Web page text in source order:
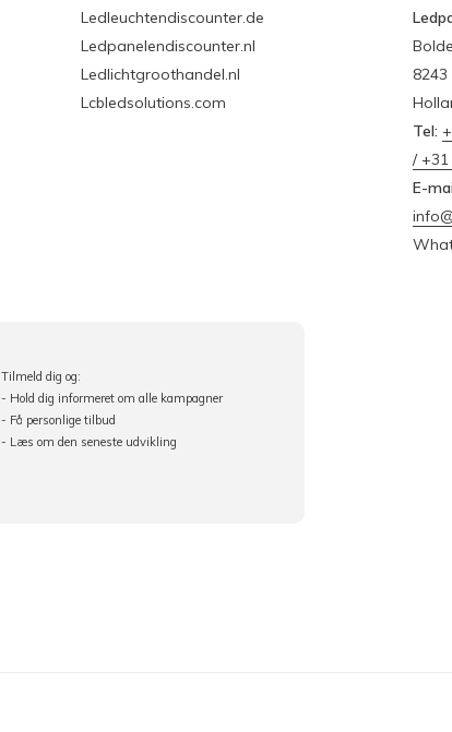
Ledleuchtendiscounter.de
Ledpanelendiscounter.nl
Ledlichtgroothandel.nl
Lcbledsolutions.com
8243
Tel:
/ +31
E-
Tilmeld dig og:
- Hold dig informeret om alle kampagner
- Få personlige tilbud
- Læs om den seneste udvikling